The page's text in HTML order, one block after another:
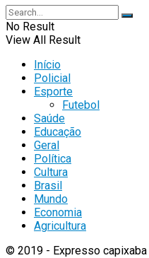
No Result
View All Result
Início
Policial
Esporte
Futebol
Saúde
Educação
Geral
Política
Cultura
Brasil
Mundo
Economia
Agricultura
© 2019 - Expresso